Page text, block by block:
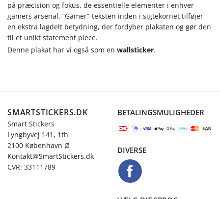
på præcision og fokus, de essentielle elementer i enhver
gamers arsenal. “Gamer”-teksten inden i sigtekornet tilføjer
en ekstra lagdelt betydning, der fordyber plakaten og gør den
til et unikt statement piece.
Denne plakat har vi også som en wallsticker.
SMARTSTICKERS.DK
Smart Stickers
Lyngbyvej 141, 1th
2100 København Ø
Kontakt@SmartStickers.dk
CVR: 33111789
BETALINGSMULIGHEDER
DIVERSE